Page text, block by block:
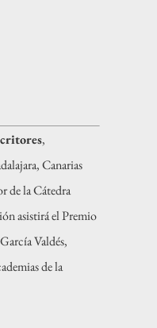
,
Canarias
de la Cátedra
asistirá el Premio
Valdés,
de la